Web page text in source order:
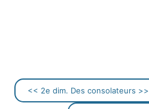
<< 2e dim. Des consolateurs >>